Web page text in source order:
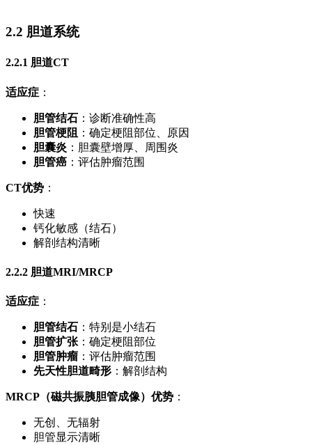
2.2 胆道系统
2.2.1 胆道CT
适应症 ：
胆管结石 ：诊断准确性高
胆管梗阻 ：确定梗阻部位、原因
胆囊炎 ：胆囊壁增厚、周围炎
胆管癌 ：评估肿瘤范围
CT优势 ：
快速
钙化敏感（结石）
解剖结构清晰
2.2.2 胆道MRI/MRCP
适应症 ：
胆管结石 ：特别是小结石
胆管扩张 ：确定梗阻部位
胆管肿瘤 ：评估肿瘤范围
先天性胆道畸形 ：解剖结构
MRCP（磁共振胰胆管成像）优势 ：
无创、无辐射
胆管显示清晰